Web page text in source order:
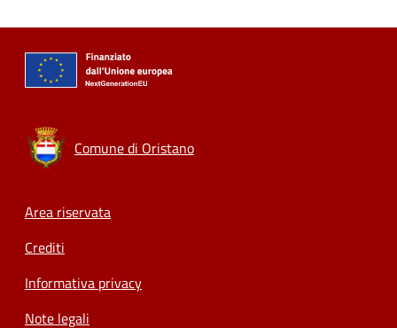
Comune di Oristano
Footer menu
Area riservata
Crediti
Informativa privacy
Note legali